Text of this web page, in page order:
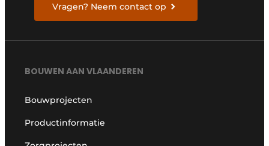
Vragen? Neem contact op
BOUWEN AAN VLAANDEREN
Bouwprojecten
Productinformatie